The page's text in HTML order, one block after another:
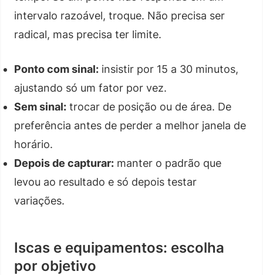
intervalo razoável, troque. Não precisa ser
radical, mas precisa ter limite.
Ponto com sinal: insistir por 15 a 30 minutos,
ajustando só um fator por vez.
Sem sinal: trocar de posição ou de área. De
preferência antes de perder a melhor janela de
horário.
Depois de capturar: manter o padrão que
levou ao resultado e só depois testar
variações.
Iscas e equipamentos: escolha
por objetivo